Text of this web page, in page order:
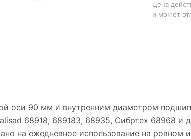
Цена
и может
оси 90 мм и внутренним диаметром
68918, 689183, 68935, Сибртех 68968 и
на ежедневное использование на ровном